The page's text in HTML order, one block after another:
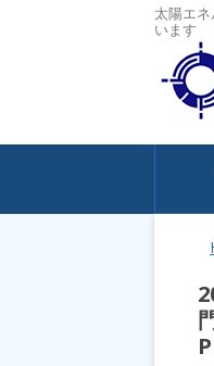
太陽エ
います
コンテ